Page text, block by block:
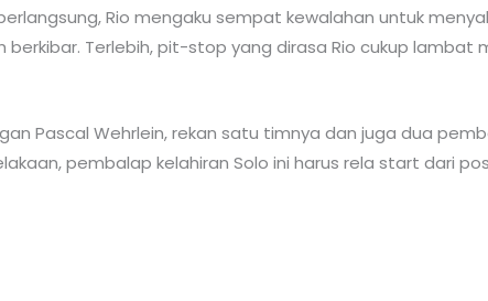
Rio mengaku sempat kewalahan untuk
Terlebih, pit-stop yang dirasa Rio cukup lambat
Pascal Wehrlein, rekan satu timnya dan juga dua
pembalap kelahiran Solo ini harus rela start dari